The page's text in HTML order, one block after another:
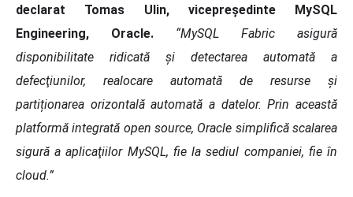
declarat Tomas Ulin, vicepreşedinte MySQL
Engineering, Oracle.
“MySQL Fabric asigură
disponibilitate ridicată și detectarea automată a
defecţiunilor, realocare automată de resurse și
partiționarea orizontală automată a datelor. Prin această
platformă integrată open source, Oracle simplifică scalarea
sigură a aplicaţiilor MySQL, fie la sediul companiei, fie în
cloud.”